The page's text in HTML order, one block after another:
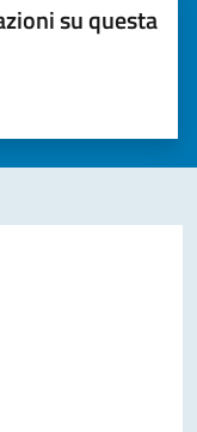
su questa
stelle)la chiarezza delle